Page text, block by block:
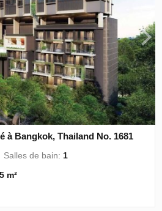
à Bangkok, Thailand No. 1681
Salles de bain: 1
m²